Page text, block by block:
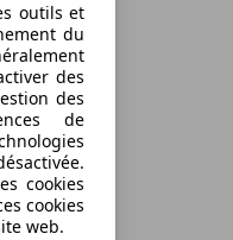
outils et
du
des
des
de
cookies
cookies
web.